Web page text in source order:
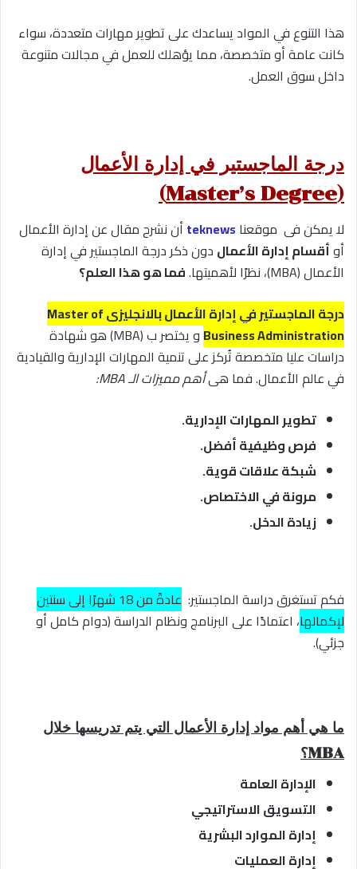
هذا التنوع في المواد يساعدك على تطوير مهارات متعددة، سواء
كانت عامة أو متخصصة، مما يؤهلك للعمل في مجالات متنوعة
داخل سوق العمل.
درجة الماجستير في إدارة الأعمال
(Master’s Degree)
لا يمكن فى موقعنا teknews أن نشرح مقال عن إدارة الأعمال
أوأقسام إدارة الأعمال دون ذكر درجة الماجستير في إدارة
الأعمال (MBA)، نظرًا لأهميتها.
فما هو هذا العلم؟
درجة الماجستير في إدارة الأعمال بالانجليزى Master of
Business Administration
و يختصر ب (MBA) هو شهادة
دراسات عليا متخصصة تُركز على تنمية المهارات الإدارية والقيادية
في عالم الأعمال. فما هىأهم مميزات الـ MBA:
تطوير المهارات الإدارية.
فرص وظيفية أفضل.
شبكة علاقات قوية.
مرونة في الاختصاص.
زيادة الدخل.
فكم تستغرق دراسة الماجستير:
عادةً من 18 شهرًا إلى سنتين
لإكمالها، اعتمادًا على البرنامج ونظام الدراسة (دوام كامل أو
جزئي).
ما هي أهم مواد إدارة الأعمال التي يتم تدريسها خلال
MBA؟
الإدارة العامة
التسويق الاستراتيجي
إدارة الموارد البشرية
إدارة العمليات